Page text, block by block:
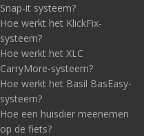
Snap-it systeem?
Hoe werkt het KlickFix-
systeem?
Hoe werkt het XLC
CarryMore-systeem?
Hoe werkt het Basil BasEasy-
systeem?
Hoe een huisdier meenemen
op de fiets?